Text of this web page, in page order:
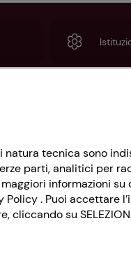
natura tecnica sono
parti, analitici per
informazioni
. Puoi accettare
su